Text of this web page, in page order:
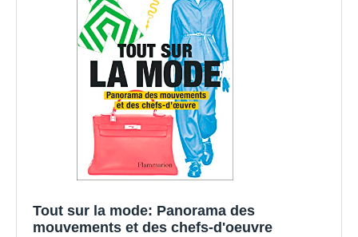
Tout sur la mode: Panorama des
mouvements et des chefs-d'oeuvre